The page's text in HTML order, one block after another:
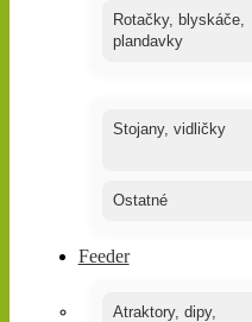
Rotačky, blyskáče,
plandavky
Stojany, vidličky
Ostatné
Feeder
Atraktory, dipy,